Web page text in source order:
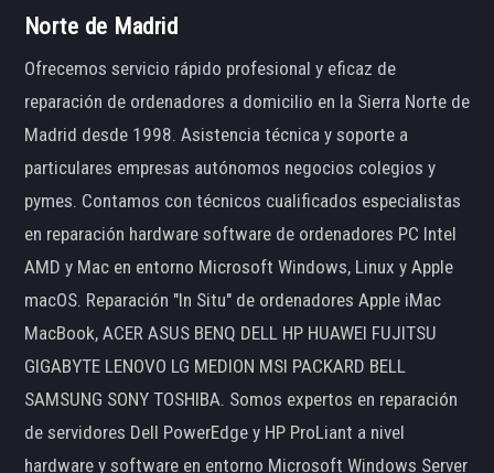
Norte de Madrid
Ofrecemos servicio rápido profesional y eficaz de
reparación de ordenadores a domicilio en la Sierra Norte de
Madrid desde 1998. Asistencia técnica y soporte a
particulares empresas autónomos negocios colegios y
pymes. Contamos con técnicos cualificados especialistas
en reparación hardware software de ordenadores PC Intel
AMD y Mac en entorno Microsoft Windows, Linux y Apple
macOS. Reparación "In Situ" de ordenadores Apple iMac
MacBook, ACER ASUS BENQ DELL HP HUAWEI FUJITSU
GIGABYTE LENOVO LG MEDION MSI PACKARD BELL
SAMSUNG SONY TOSHIBA. Somos expertos en reparación
de servidores Dell PowerEdge y HP ProLiant a nivel
hardware y software en entorno Microsoft Windows Server